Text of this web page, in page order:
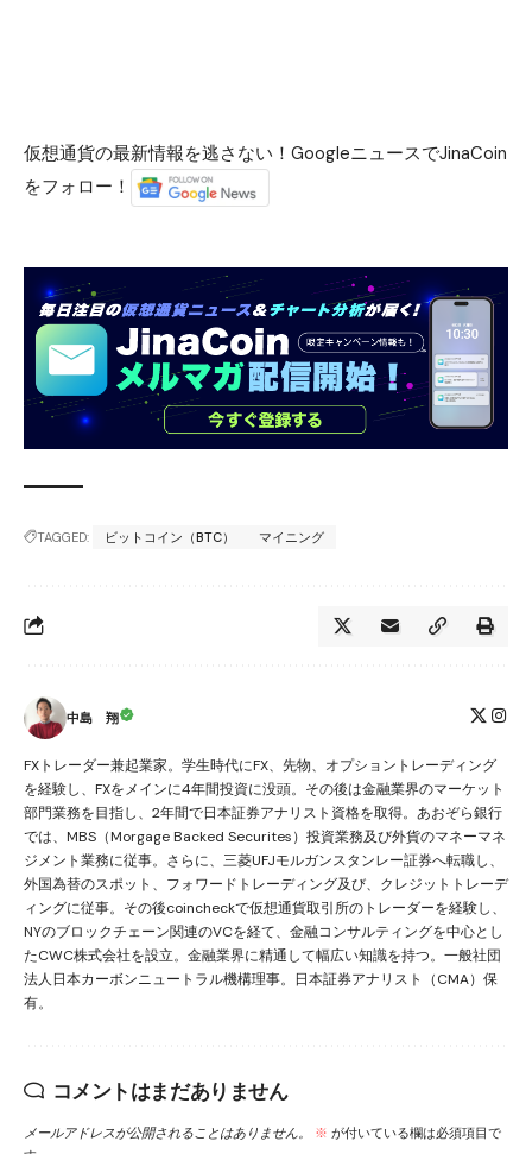
仮想通貨の最新情報を逃さない！GoogleニュースでJinaCoin
をフォロー！
TAGGED: ビットコイン（BTC） マイニング
中島 翔
FXトレーダー兼起業家。学生時代にFX、先物、オプショントレーディング
を経験し、FXをメインに4年間投資に没頭。その後は金融業界のマーケット
部門業務を目指し、2年間で日本証券アナリスト資格を取得。あおぞら銀行
では、MBS（Morgage Backed Securites）投資業務及び外貨のマネーマネ
ジメント業務に従事。さらに、三菱UFJモルガンスタンレー証券へ転職し、
外国為替のスポット、フォワードトレーディング及び、クレジットトレーデ
ィングに従事。その後coincheckで仮想通貨取引所のトレーダーを経験し、
NYのブロックチェーン関連のVCを経て、金融コンサルティングを中心とし
たCWC株式会社を設立。金融業界に精通して幅広い知識を持つ。一般社団
法人日本カーボンニュートラル機構理事。日本証券アナリスト（CMA）保
有。
コメントはまだありません
メールアドレスが公開されることはありません。 ※ が付いている欄は必須項目で